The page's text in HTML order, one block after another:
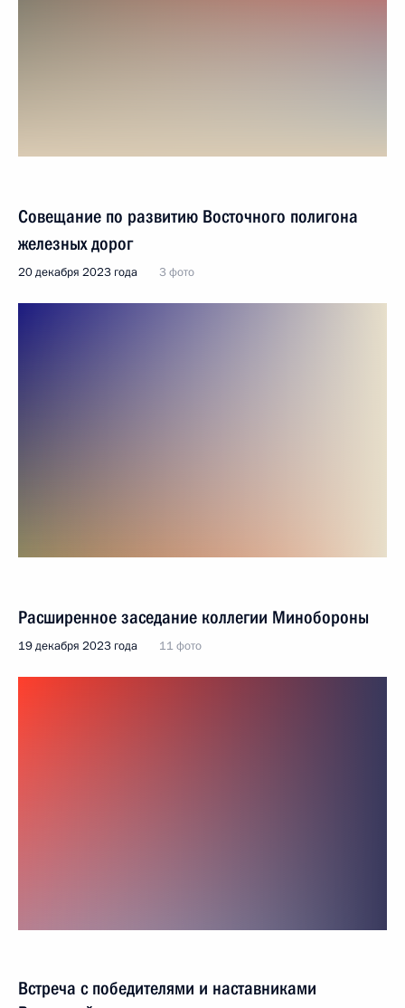
Совещание по развитию Восточного полигона
железных дорог
20 декабря 2023 года 3 фото
Расширенное заседание коллегии Минобороны
19 декабря 2023 года 11 фото
Встреча с победителями и наставниками